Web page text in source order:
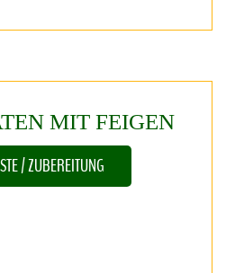
MIT FEIGEN
/ ZUBEREITUNG